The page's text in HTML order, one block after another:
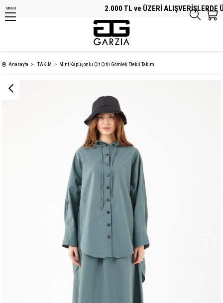
2.000 TL ve ÜZERİ ALIŞVERİŞLERDE
MENU
Anasayfa TAKIM Mint Kapüşonlu Çıt Çıtlı Gömlek Etekli Takım